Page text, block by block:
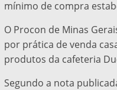
mínimo de compra
O Procon de Minas
por prática de venda
produtos da cafeteria
Segundo a nota